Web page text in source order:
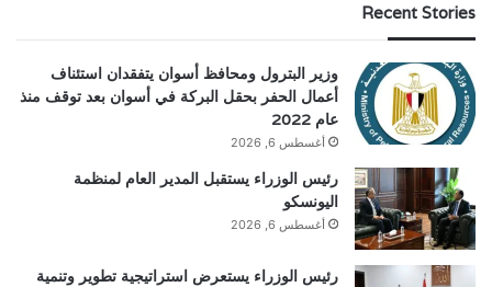
Recent Stories
وزير البترول ومحافظ أسوان يتفقدان استئناف
أعمال الحفر بحقل البركة في أسوان بعد توقف منذ
عام 2022
أغسطس 6, 2026
رئيس الوزراء يستقبل المدير العام لمنظمة
اليونسكو
أغسطس 6, 2026
رئيس الوزراء يستعرض استراتيجية تطوير وتنمية